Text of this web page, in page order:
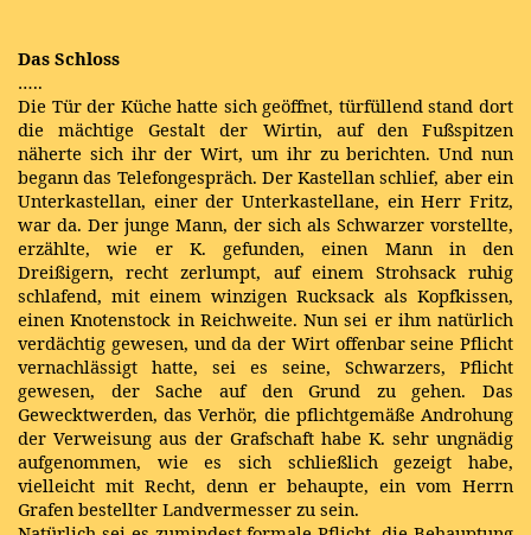
Das Schloss
…..
Die Tür der Küche hatte sich geöffnet, türfüllend stand dort
die mächtige Gestalt der Wirtin, auf den Fußspitzen
näherte sich ihr der Wirt, um ihr zu berichten. Und nun
begann das Telefongespräch. Der Kastellan schlief, aber ein
Unterkastellan, einer der Unterkastellane, ein Herr Fritz,
war da. Der junge Mann, der sich als Schwarzer vorstellte,
erzählte, wie er K. gefunden, einen Mann in den
Dreißigern, recht zerlumpt, auf einem Strohsack ruhig
schlafend, mit einem winzigen Rucksack als Kopfkissen,
einen Knotenstock in Reichweite. Nun sei er ihm natürlich
verdächtig gewesen, und da der Wirt offenbar seine Pflicht
vernachlässigt hatte, sei es seine, Schwarzers, Pflicht
gewesen, der Sache auf den Grund zu gehen. Das
Gewecktwerden, das Verhör, die pflichtgemäße Androhung
der Verweisung aus der Grafschaft habe K. sehr ungnädig
aufgenommen, wie es sich schließlich gezeigt habe,
vielleicht mit Recht, denn er behaupte, ein vom Herrn
Grafen bestellter Landvermesser zu sein.